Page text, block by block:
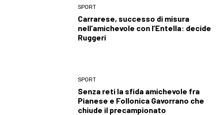
SPORT
Carrarese, successo di misura
nell’amichevole con l’Entella: decide
Ruggeri
SPORT
Senza reti la sfida amichevole fra
Pianese e Follonica Gavorrano che
chiude il precampionato